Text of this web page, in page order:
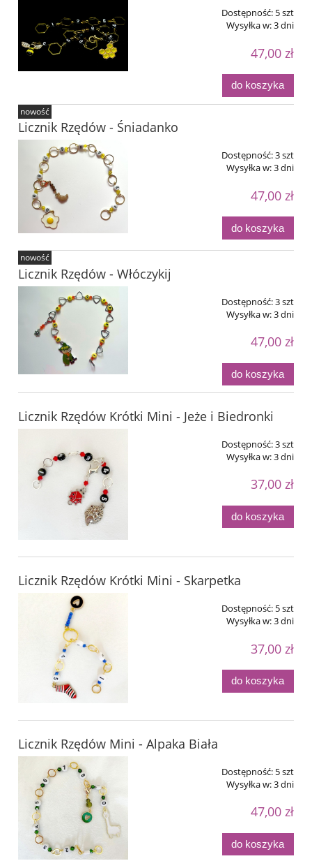
Dostępność: 5 szt
Wysyłka w:3 dni
47,00 zł
do koszyka
Licznik Rzędów - Śniadanko
Dostępność:3 szt
Wysyłka w:3 dni
47,00 zł
do koszyka
nowość
Licznik Rzędów - Włóczykij
Dostępność:3 szt
Wysyłka w:3 dni
47,00 zł
do koszyka
nowość
Licznik Rzędów Krótki Mini - Jeże i Biedronki
Dostępność:3 szt
Wysyłka w:3 dni
37,00 zł
do koszyka
Licznik Rzędów Krótki Mini - Skarpetka
Dostępność: 5 szt
Wysyłka w:3 dni
37,00 zł
do koszyka
Licznik Rzędów Mini - Alpaka Biała
Dostępność: 5 szt
Wysyłka w:3 dni
47,00 zł
do koszyka